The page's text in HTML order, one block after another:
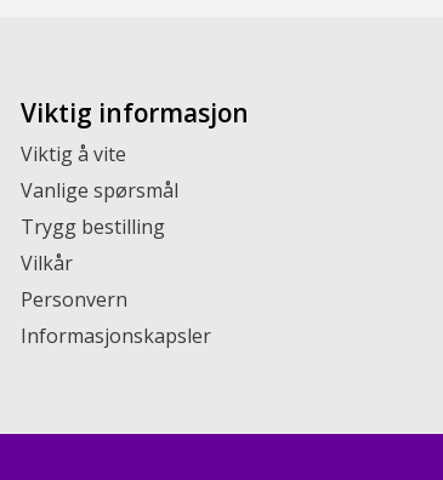
Viktig informasjon
Viktig å vite
Vanlige spørsmål
Trygg bestilling
Vilkår
Personvern
Informasjonskapsler